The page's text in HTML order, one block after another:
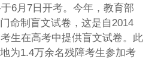
6月7日开考。今年，教育部
命制盲文试卷，这是自2014
生在高考中提供盲文试卷。此
为1.4万余名残障考生参加考